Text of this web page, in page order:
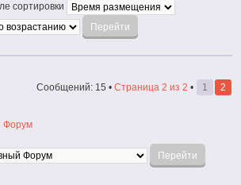
сортировки
Сообщений: 15 • Страница 2 из 2 • 1 2
Форум